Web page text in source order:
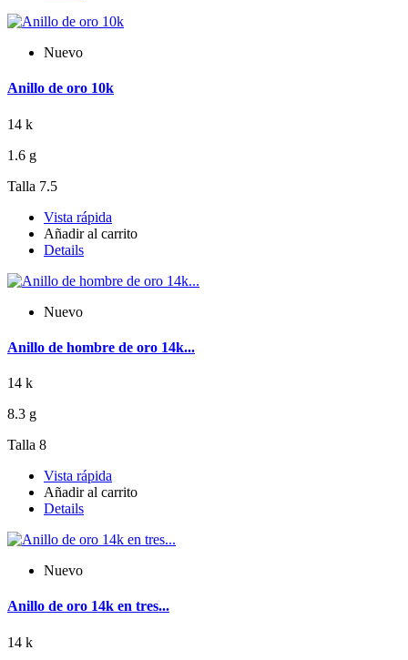
Nuevo
Anillo de oro 10k
14 k
1.6 g
Talla 7.5
Vista rápida
Añadir al carrito
Details
Nuevo
Anillo de hombre de oro 14k...
14 k
8.3 g
Talla 8
Vista rápida
Añadir al carrito
Details
Nuevo
Anillo de oro 14k en tres...
14 k